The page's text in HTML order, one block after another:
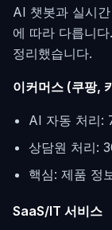
AI 챗봇과 실시
에 따라 다릅니
정리했습니다.
이커머스 (쿠팡,
AI 자동 처리:
상담원 처리:
핵심: 제품 정
SaaS/IT 서비스